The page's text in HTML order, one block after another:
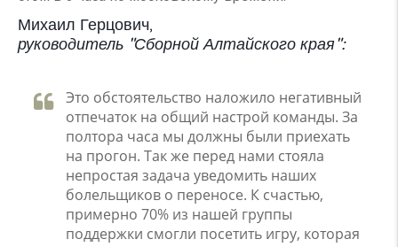
Михаил Герцович,
руководитель "Сборной Алтайского края":
Это обстоятельство наложило негативный
отпечаток на общий настрой команды. За
полтора часа мы должны были приехать
на прогон. Так же перед нами стояла
непростая задача уведомить наших
болельщиков о переносе. К счастью,
примерно 70% из нашей группы
поддержки смогли посетить игру, которая